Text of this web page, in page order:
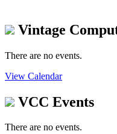
Vintage
There are no events.
View Calendar
VCC Events
There are no events.